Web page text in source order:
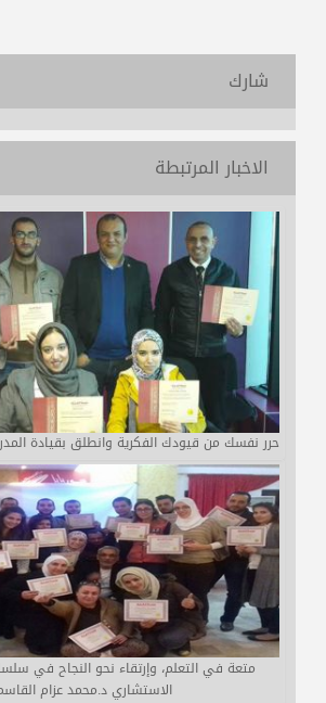
شارك
الاخبار المرتبطة
حرر نفسك من قيودك الفكرية وانطلق بقيادة
متعة في التعلم، وإرتقاء نحو النجاح في
الاستشاري د.محمد عزام